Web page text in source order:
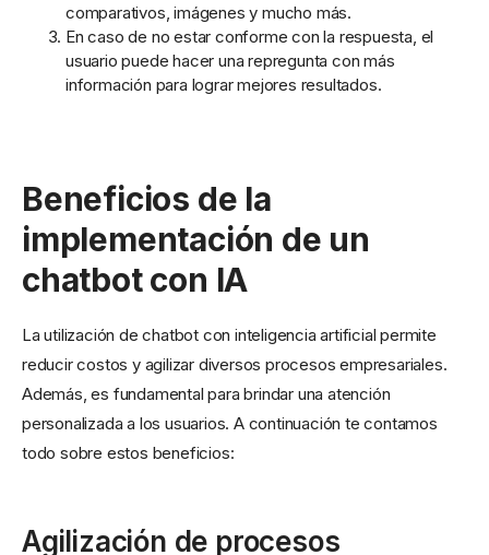
comparativos, imágenes y mucho más.
En caso de no estar conforme con la respuesta, el
usuario puede hacer una repregunta con más
información para lograr mejores resultados.
Beneficios de la
implementación de un
chatbot con IA
La utilización de chatbot con inteligencia artificial permite
reducir costos y agilizar diversos procesos empresariales.
Además, es fundamental para brindar una atención
personalizada a los usuarios. A continuación te contamos
todo sobre estos beneficios:
Agilización de procesos